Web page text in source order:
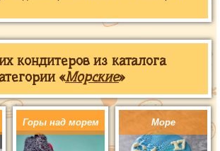
кондитеров из каталога
«Морские»
Горы над морем Море